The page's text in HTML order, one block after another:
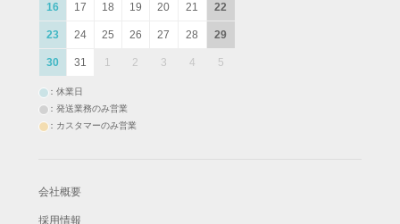
16 17 18 19 20 21 22
23 24 25 26 27 28 29
30 31 1 2 3 4 5
：休業日
：発送業務のみ営業
：カスタマーのみ営業
会社概要
採用情報